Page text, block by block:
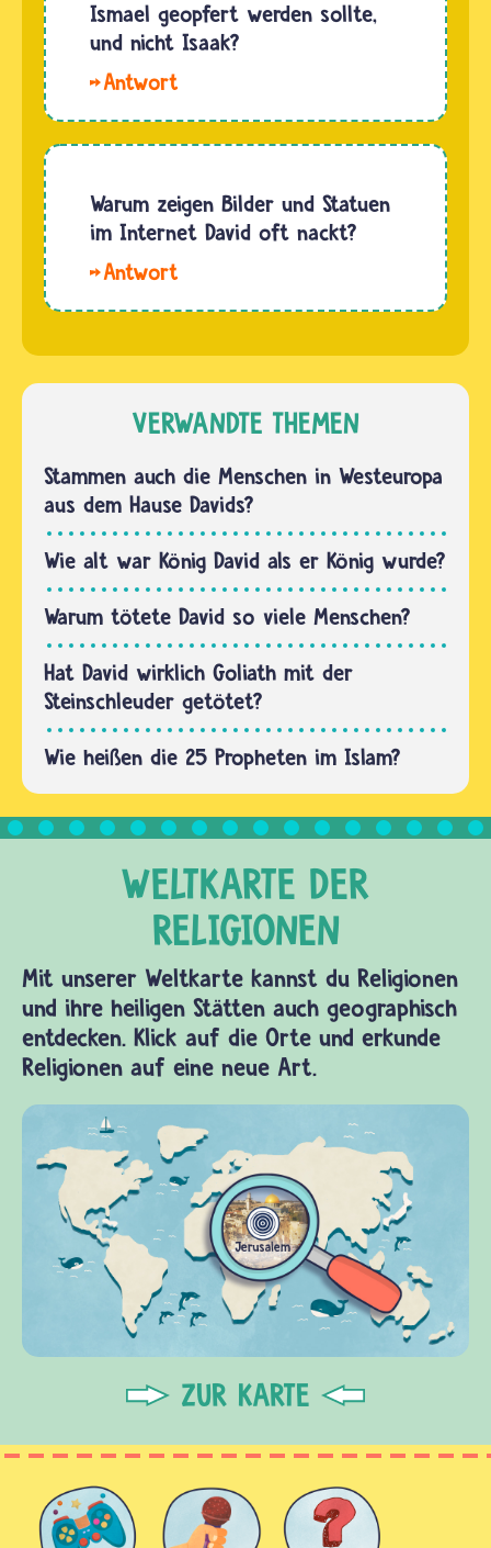
andere
Schriften
dass
Abraham
der erste
war, der
an den
einen…
Ismael geopfert werden sollte,
und nicht Isaak?
Nach
Glauben
der
und
Muslime
Nachfahren
Ismael.
Auch
die…
Warum zeigen Bilder und Statuen
im Internet David oft nackt?
Antike
war es
nicht
peinlich,
sich
nackt zu
zeigen
oder zu
sehen.
Im
Gegenteil:
Ein…
VERWANDTE THEMEN
Stammen auch die Menschen in Westeuropa
aus dem Hause Davids?
Wie alt war König David als er König wurde?
Warum tötete David so viele Menschen?
Hat David wirklich Goliath mit der
Steinschleuder getötet?
Wie heißen die 25 Propheten im Islam?
Mit unserer Weltkarte kannst du Religionen
und ihre heiligen Stätten auch geographisch
entdecken. Klick auf die Orte und erkunde
Religionen auf eine neue Art.
ZUR KARTE